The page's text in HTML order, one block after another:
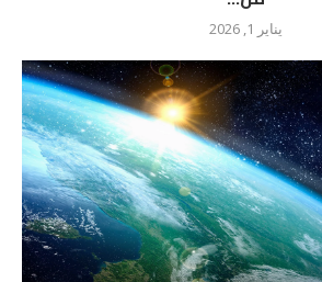
يناير 1, 2026